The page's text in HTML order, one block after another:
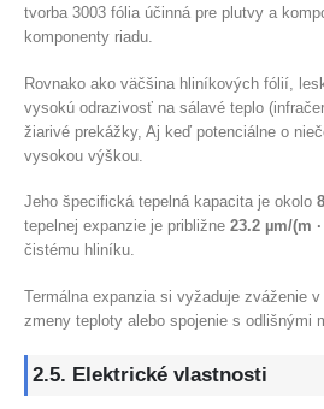
tvorba 3003 fólia účinná pre plutvy a
komponenty riadu.
Rovnako ako väčšina hliníkových fólií,
vysokú odrazivosť na sálavé teplo
žiarivé prekážky, Aj keď potenciálne o
vysokou výškou.
Jeho špecifická tepelná kapacita je okolo
tepelnej expanzie je približne 23.2 µm/(m ·
čistému hliníku.
Termálna expanzia si vyžaduje zváženie
zmeny teploty alebo spojenie s odlišnými
2.5. Elektrické vlastnosti